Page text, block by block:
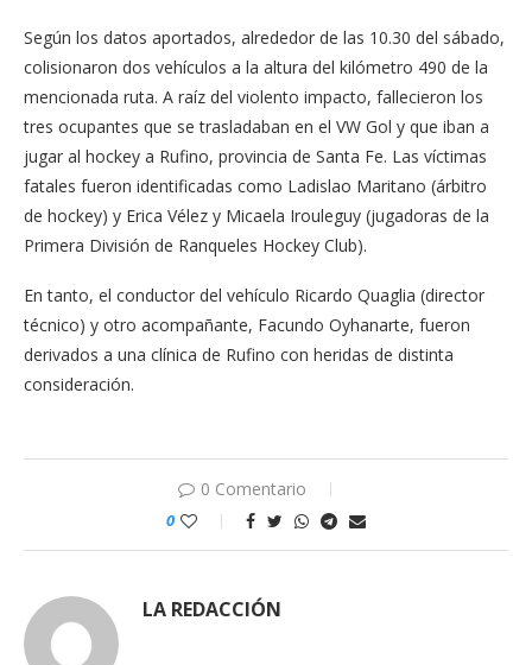
Según los datos aportados, alrededor de las 10.30 del sábado,
colisionaron dos vehículos a la altura del kilómetro 490 de la
mencionada ruta. A raíz del violento impacto, fallecieron los
tres ocupantes que se trasladaban en el VW Gol y que iban a
jugar al hockey a Rufino, provincia de Santa Fe. Las víctimas
fatales fueron identificadas como Ladislao Maritano (árbitro
de hockey) y Erica Vélez y Micaela Irouleguy (jugadoras de la
Primera División de Ranqueles Hockey Club).
En tanto, el conductor del vehículo Ricardo Quaglia (director
técnico) y otro acompañante, Facundo Oyhanarte, fueron
derivados a una clínica de Rufino con heridas de distinta
consideración.
0 Comentario
0
LA REDACCIÓN